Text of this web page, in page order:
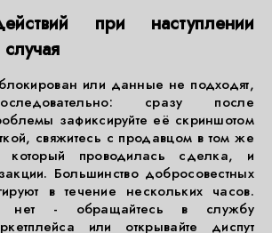
при наступлении
или данные не подходят,
сразу после
зафиксируйте её скриншотом
свяжитесь с продавцом в том же
который проводилась сделка, и
Большинство добросовестных
в течение нескольких часов.
нет - обращайтесь в службу
или открывайте диспут